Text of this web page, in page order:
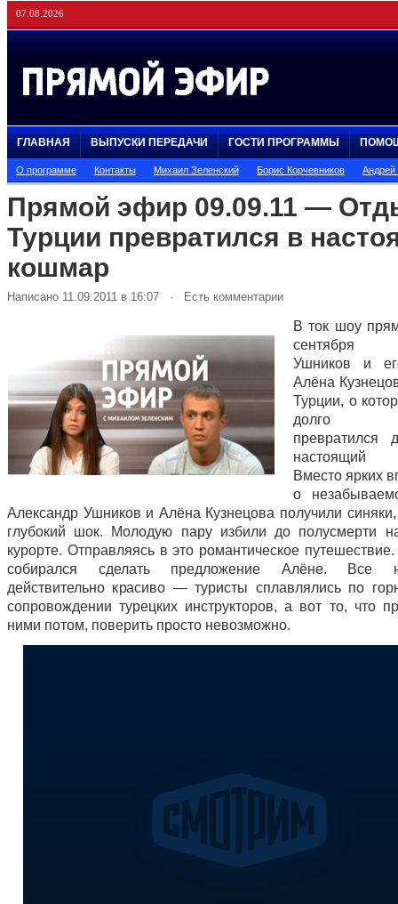
07.08.2026
ГЛАВНАЯ ВЫПУСКИ ПЕРЕДАЧИ ГОСТИ ПРОГРАММЫ
О программе Контакты Михаил Зеленский Борис Корчевников
Прямой эфир 09.09.11 —
Турции превратился в
кошмар
Написано 11.09.2011 в 16:07 · Есть комментарии
В ток шоу
сентября
Ушников и
Алёна
Турции, о
долго
превратился
настоящий
Вместо ярких
о
Александр Ушников и Алёна Кузнецова получили
глубокий шок. Молодую пару избили до полусмерти
курорте. Отправляясь в это романтическое
собирался сделать предложение Алёне. Все
действительно красиво — туристы сплавлялись по
сопровождении турецких инструкторов, а вот то, что
ними потом, поверить просто невозможно.